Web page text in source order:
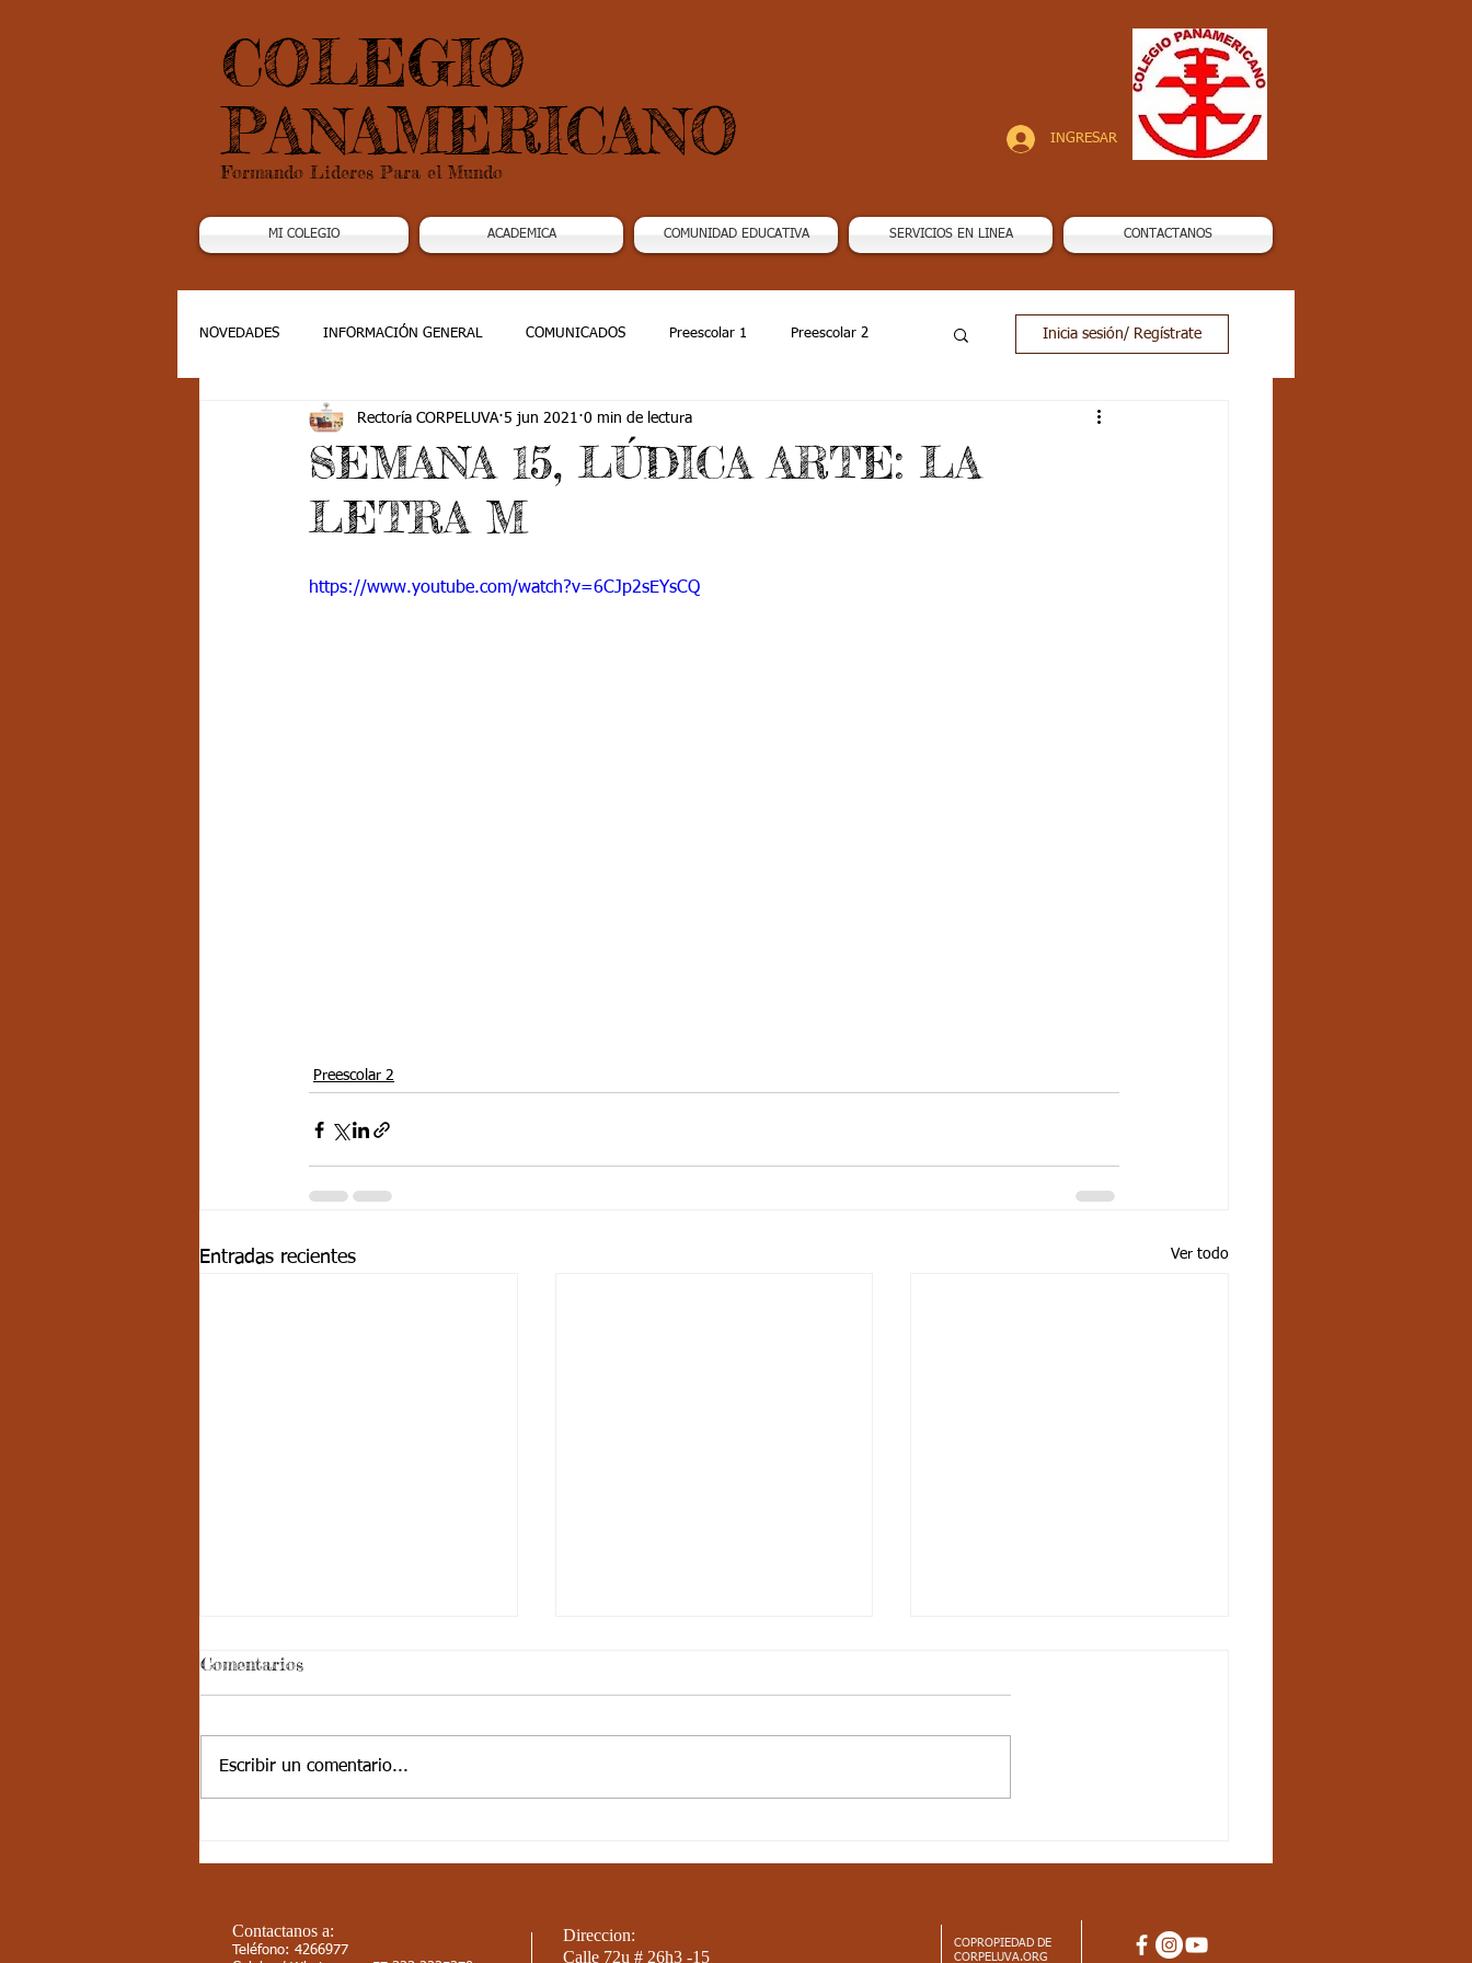
COLEGIO
PANAMERICANO
Formando Lideres Para el Mundo
INGRESAR
MI COLEGIO ACADEMICA COMUNIDAD EDUCATIVA SERVICIOS EN LINEA CONTACTANOS
NOVEDADES INFORMACIÓN GENERAL COMUNICADOS Preescolar 1 Preescolar 2
Grado 2 Grado 3 Grado 4 Grado 5
Grado 8 Grado 9
PSICOLOGÍA INSTITUCIONAL DEPORTES Jardín-2020
Inicia sesión/ Regístrate
SEMANA 15, LÚDICA ARTE: LA
LETRA M
Rectoría CORPELUVA 5 jun 2021 0 min de lectura
https://www.youtube.com/watch?v=6CJp2sEYsCQ
Preescolar 2
Entradas recientes Ver todo
Comentarios
Escribir un comentario...
COPROPIEDAD DE
CORPELUVA.ORG
Contactanos a:
Teléfono: 4266977
Direccion:
Calle 72u # 26h3 -15